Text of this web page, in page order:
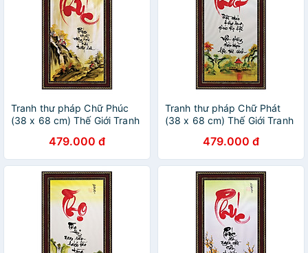
Tranh thư pháp Chữ Phúc
(38 x 68 cm) Thế Giới Tranh
479.000 đ
Tranh thư pháp Chữ Phát
(38 x 68 cm) Thế Giới Tranh
479.000 đ